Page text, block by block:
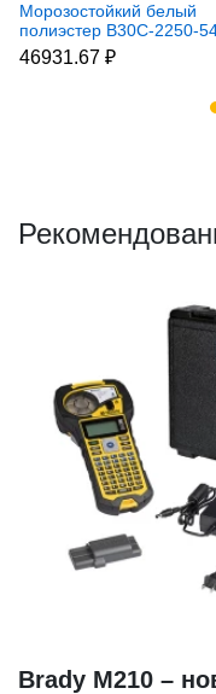
Морозостойкий белый
полиэстер B30C-2250-
WT, 57,15 мм * 30,48 м
(BBP31/33/35/37)
46931.67 ₽
Brady М210 –